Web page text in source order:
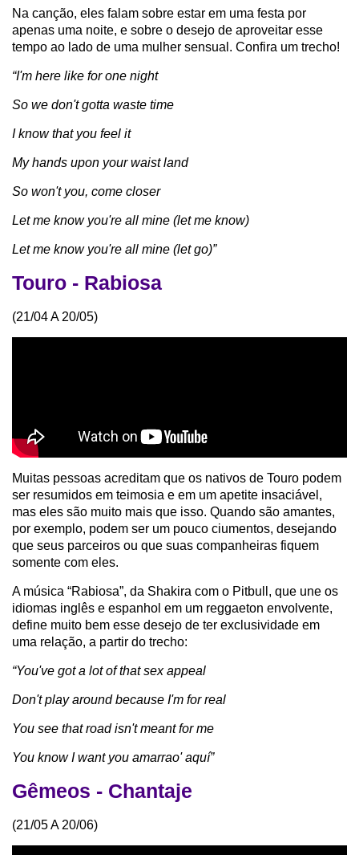
Na canção, eles falam sobre estar em uma festa por
apenas uma noite, e sobre o desejo de aproveitar esse
tempo ao lado de uma mulher sensual. Confira um trecho!
“I'm here like for one night
So we don't gotta waste time
I know that you feel it
My hands upon your waist land
So won't you, come closer
Let me know you're all mine (let me know)
Let me know you're all mine (let go)”
Touro - Rabiosa
(21/04 A 20/05)
Muitas pessoas acreditam que os nativos de Touro podem
ser resumidos em teimosia e em um apetite insaciável,
mas eles são muito mais que isso. Quando são amantes,
por exemplo, podem ser um pouco ciumentos, desejando
que seus parceiros ou que suas companheiras fiquem
somente com eles.
A música “Rabiosa”, da Shakira com o Pitbull, que une os
idiomas inglês e espanhol em um reggaeton envolvente,
define muito bem esse desejo de ter exclusividade em
uma relação, a partir do trecho:
“You've got a lot of that sex appeal
Don't play around because I'm for real
You see that road isn't meant for me
You know I want you amarrao' aquí”
Gêmeos - Chantaje
(21/05 A 20/06)